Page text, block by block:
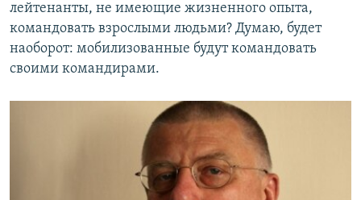
лейтенанты, не имеющие жизненного опыта,
командовать взрослыми людьми? Думаю, будет
наоборот: мобилизованные будут командовать
своими командирами.